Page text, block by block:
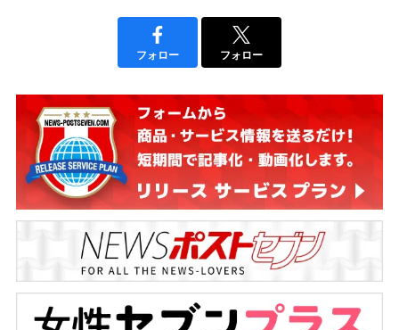
フォロー フォロー